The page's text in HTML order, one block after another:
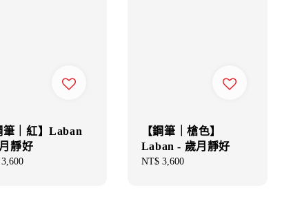
筆｜紅】Laban
靜好
【鋼筆｜槍色】
Laban - 歲月靜好
Regular
NT$ 3,600